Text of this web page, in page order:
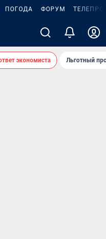
ПОГОДА ФОРУМ
экономиста Льготный